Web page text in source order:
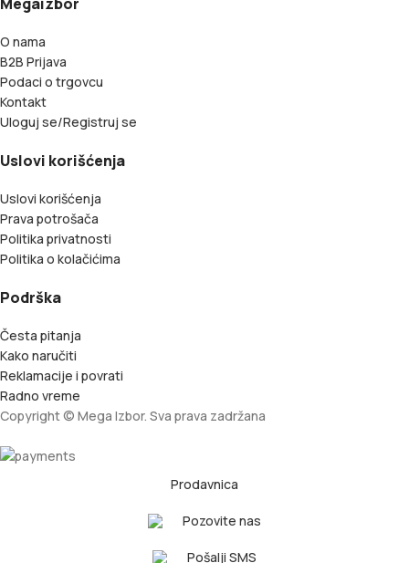
O nama
B2B Prijava
Podaci o trgovcu
Kontakt
Uloguj se/Registruj se
Uslovi korišćenja
Uslovi korišćenja
Prava potrošača
Politika privatnosti
Politika o kolačićima
Podrška
Česta pitanja
Kako naručiti
Reklamacije i povrati
Radno vreme
Copyright © Mega Izbor. Sva prava zadržana
Prodavnica
Pozovite nas
Pošalji SMS